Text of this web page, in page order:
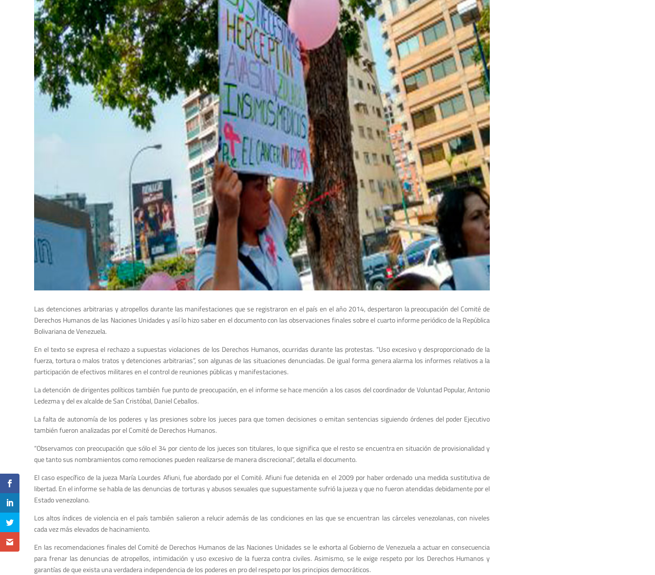
Las detenciones arbitrarias y atropellos durante las manifestaciones que se registraron en el país en el año 2014, despertaron la preocupación del Comité de
Derechos Humanos de las Naciones Unidades y así lo hizo saber en el documento con las observaciones finales sobre el cuarto informe periódico de la República
Bolivariana de Venezuela.
En el texto se expresa el rechazo a supuestas violaciones de los Derechos Humanos, ocurridas durante las protestas. “Uso excesivo y desproporcionado de la
fuerza, tortura o malos tratos y detenciones arbitrarias”, son algunas de las situaciones denunciadas. De igual forma genera alarma los informes relativos a la
participación de efectivos militares en el control de reuniones públicas y manifestaciones.
La detención de dirigentes políticos también fue punto de preocupación, en el informe se hace mención a los casos del coordinador de Voluntad Popular, Antonio
Ledezma y del ex alcalde de San Cristóbal, Daniel Ceballos.
La falta de autonomía de los poderes y las presiones sobre los jueces para que tomen decisiones o emitan sentencias siguiendo órdenes del poder Ejecutivo
también fueron analizadas por el Comité de Derechos Humanos.
“Observamos con preocupación que sólo el 34 por ciento de los jueces son titulares, lo que significa que el resto se encuentra en situación de provisionalidad y
que tanto sus nombramientos como remociones pueden realizarse de manera discrecional”, detalla el documento.
El caso específico de la jueza María Lourdes Afiuni, fue abordado por el Comité. Afiuni fue detenida en el 2009 por haber ordenado una medida sustitutiva de
libertad. En el informe se habla de las denuncias de torturas y abusos sexuales que supuestamente sufrió la jueza y que no fueron atendidas debidamente por el
Estado venezolano.
Los altos índices de violencia en el país también salieron a relucir además de las condiciones en las que se encuentran las cárceles venezolanas, con niveles
cada vez más elevados de hacinamiento.
En las recomendaciones finales del Comité de Derechos Humanos de las Naciones Unidades se le exhorta al Gobierno de Venezuela a actuar en consecuencia
para frenar las denuncias de atropellos, intimidación y uso excesivo de la fuerza contra civiles. Asimismo, se le exige respeto por los Derechos Humanos y
garantías de que exista una verdadera independencia de los poderes en pro del respeto por los principios democráticos.